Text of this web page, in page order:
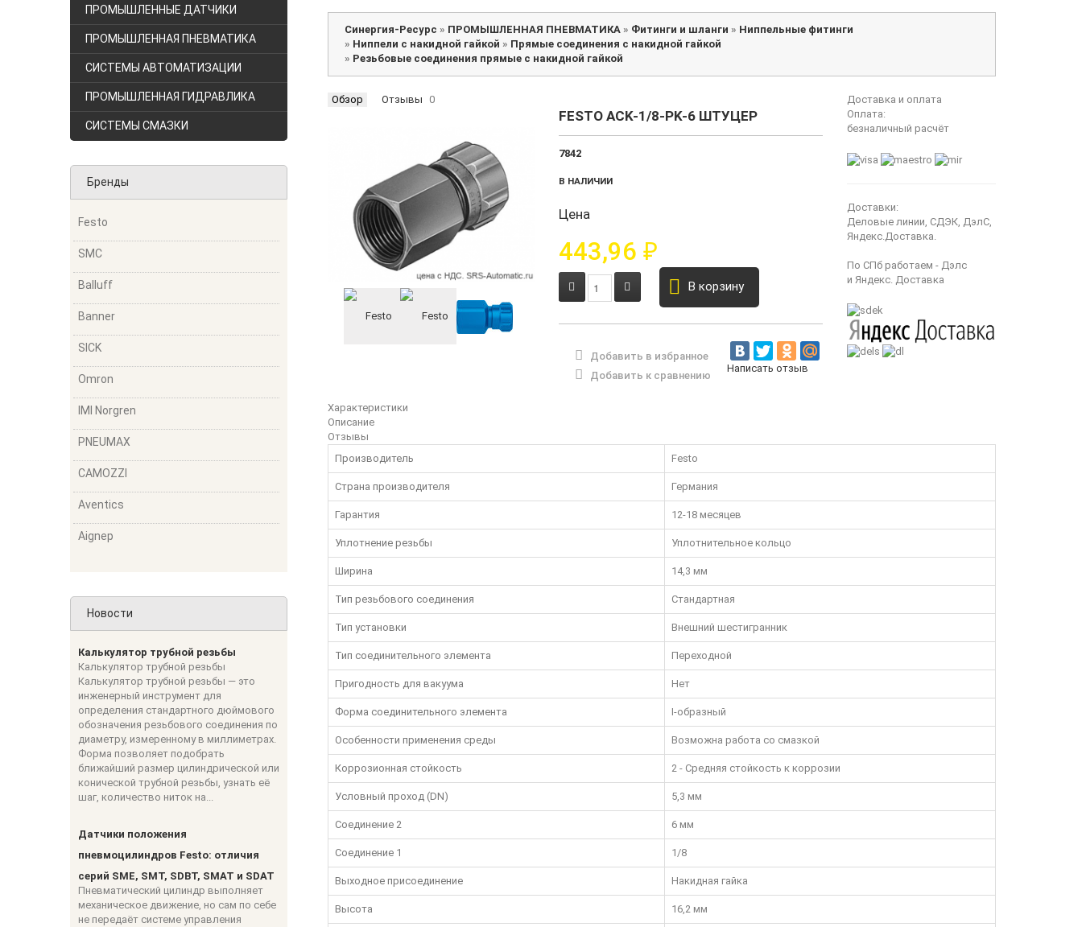
ПРОМЫШЛЕННЫЕ ДАТЧИКИ
ПРОМЫШЛЕННАЯ ПНЕВМАТИКА
СИСТЕМЫ АВТОМАТИЗАЦИИ
ПРОМЫШЛЕННАЯ ГИДРАВЛИКА
СИСТЕМЫ СМАЗКИ
Бренды
Festo
SMC
Balluff
Banner
SICK
Omron
IMI Norgren
PNEUMAX
CAMOZZI
Aventics
Aignep
Новости
Калькулятор трубной резьбы
Калькулятор трубной резьбы
Калькулятор трубной резьбы — это
инженерный инструмент для
определения стандартного дюймового
обозначения резьбового соединения по
диаметру, измеренному в миллиметрах.
Форма позволяет подобрать
ближайший размер цилиндрической или
конической трубной резьбы, узнать её
шаг, количество ниток на...
Датчики положения
пневмоцилиндров Festo: отличия
серий SME, SMT, SDBT, SMAT и SDAT
Пневматический цилиндр выполняет
механическое движение, но сам по себе
не передаёт системе управления
Синергия-Ресурс » ПРОМЫШЛЕННАЯ ПНЕВМАТИКА » Фитинги и шланги » Ниппельные фитинги
» Ниппели с накидной гайкой » Прямые соединения с накидной гайкой
» Резьбовые соединения прямые с накидной гайкой
Обзор Отзывы 0
FESTO ACK-1/8-PK-6 ШТУЦЕР
7842
В НАЛИЧИИ
Цена
443,96 ₽
В корзину
Добавить в избранное
Добавить к сравнению
Написать отзыв
Доставка и оплата
Оплата:
безналичный расчёт
Доставки:
Деловые линии, СДЭК, ДэлС,
Яндекс.Доставка.
По СПб работаем - Дэлс
и Яндекс. Доставка
Характеристики
Описание
Отзывы
Производитель
Festo
Страна производителя Германия
Гарантия 12-18 месяцев
Уплотнение резьбы Уплотнительное кольцо
Ширина 14,3 мм
Тип резьбового соединения Стандартная
Тип установки Внешний шестигранник
Тип соединительного элемента Переходной
Пригодность для вакуума Нет
Форма соединительного элемента I-образный
Особенности применения среды Возможна работа со смазкой
Коррозионная стойкость 2 - Средняя стойкость к коррозии
Условный проход (DN) 5,3 мм
Соединение 2 6 мм
Соединение 1 1/8
Выходное присоединение Накидная гайка
Высота 16,2 мм